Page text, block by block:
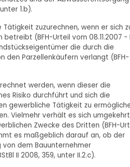
1.b).
zuzurechnen, wenn er sich
(BFH-Urteil vom 08.11.2007 -
die durch die
den Parzellenkäufern verlangt (BFH-
werden, wenn dieser die
Risiko durchführt und sich die
gewerbliche Tätigkeit zu
Vielmehr verhält es sich
Zwecke des Dritten (BFH-
es maßgeblich darauf an, ob der
dem Bauunternehmer
II 2008, 359, unter II.2.c).